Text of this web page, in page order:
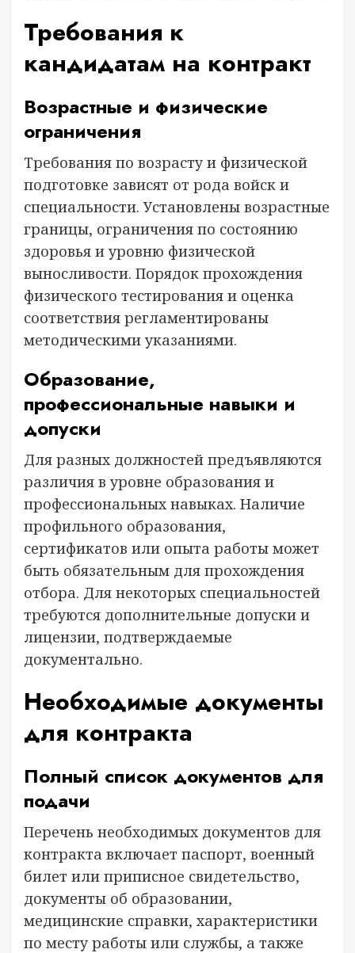
Требования к
кандидатам на контракт
Возрастные и физические
ограничения
Требования по возрасту и физической
подготовке зависят от рода войск и
специальности. Установлены возрастные
границы, ограничения по состоянию
здоровья и уровню физической
выносливости. Порядок прохождения
физического тестирования и оценка
соответствия регламентированы
методическими указаниями.
Образование,
профессиональные навыки и
допуски
Для разных должностей предъявляются
различия в уровне образования и
профессиональных навыках. Наличие
профильного образования,
сертификатов или опыта работы может
быть обязательным для прохождения
отбора. Для некоторых специальностей
требуются дополнительные допуски и
лицензии, подтверждаемые
документально.
Необходимые документы
для контракта
Полный список документов для
подачи
Перечень необходимых документов для
контракта включает паспорт, военный
билет или приписное свидетельство,
документы об образовании,
медицинские справки, характеристики
по месту работы или службы, а также